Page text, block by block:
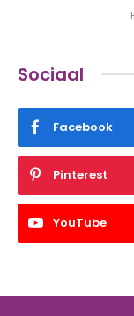
Sociaal
Facebook
Pinterest
YouTube